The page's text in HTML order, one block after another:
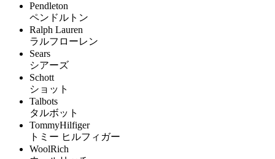
Pendleton
ペンドルトン
Ralph Lauren
ラルフローレン
Sears
シアーズ
Schott
ショット
Talbots
タルボット
TommyHilfiger
トミー ヒルフィガー
WoolRich